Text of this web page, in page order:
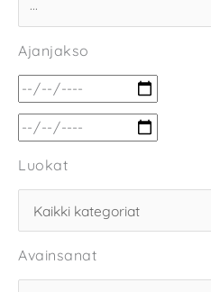
Ajanjakso
Luokat
Avainsanat